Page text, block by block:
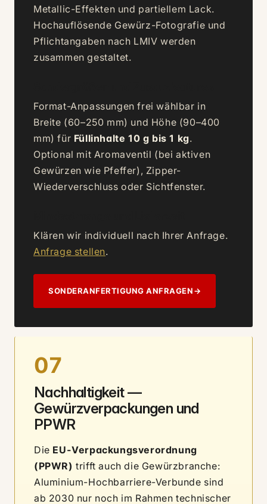
Metallic-Effekten und partiellem Lack.
Hochauflösende Gewürz-Fotografie und
Pflichtangaben nach LMIV werden
zusammen gestaltet.
Format-Anpassungen frei wählbar in
Breite (60–250 mm) und Höhe (90–400
mm) für Füllinhalte 10 g bis 1 kg.
Optional mit Aromaventil (bei aktiven
Gewürzen wie Pfeffer), Zipper-
Wiederverschluss oder Sichtfenster.
Klären wir individuell nach Ihrer Anfrage.
Anfrage stellen.
SONDERANFERTIGUNG ANFRAGEN→
07
Nachhaltigkeit —
Gewürzverpackungen und
PPWR
Die EU-Verpackungsverordnung
(PPWR) trifft auch die Gewürzbranche:
Aluminium-Hochbarriere-Verbunde sind
ab 2030 nur noch im Rahmen technischer